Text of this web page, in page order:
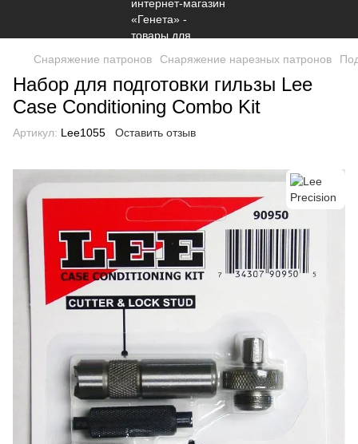
Снаряжение патронов Снаряжение нарезных патронов
Набор для подготовки гильзы Lee
Case Conditioning Combo Kit
Артикул: Lee1055 Оставить отзыв